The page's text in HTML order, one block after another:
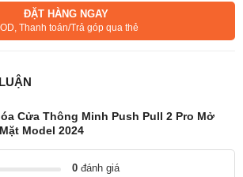
ĐẶT HÀNG NGAY
Thanh toán/Trả góp qua thẻ
Cửa Thông Minh Push Pull 2 Pro Mở
Model 2024
0 đánh giá